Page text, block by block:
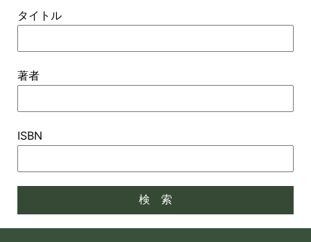
タイトル
著者
ISBN